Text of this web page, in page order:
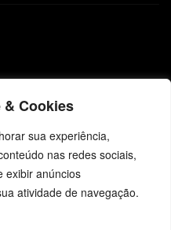
Cookies
sua experiência,
nas redes sociais,
exibir anúncios
atividade de navegação.